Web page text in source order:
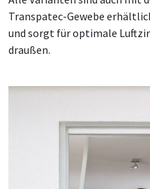
Transpatec-Gewebe
und sorgt für optimale
draußen.